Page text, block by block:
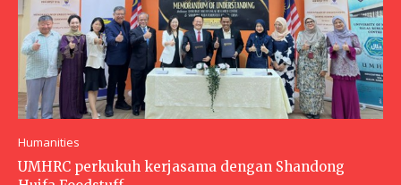
Humanities
UMHRC perkukuh kerjasama dengan Shandong